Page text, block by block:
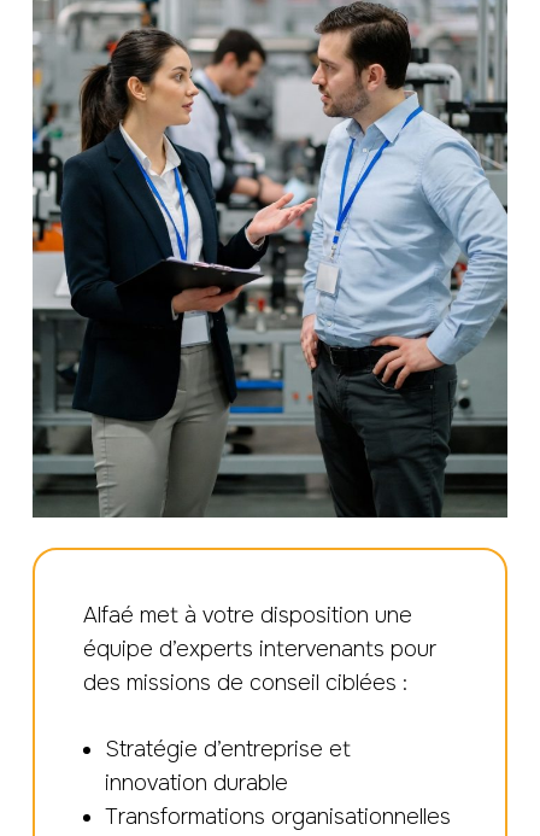
Alfaé met à votre disposition une
équipe d’experts intervenants pour
des missions de conseil ciblées :
Stratégie d’entreprise et
innovation durable
Transformations organisationnelles